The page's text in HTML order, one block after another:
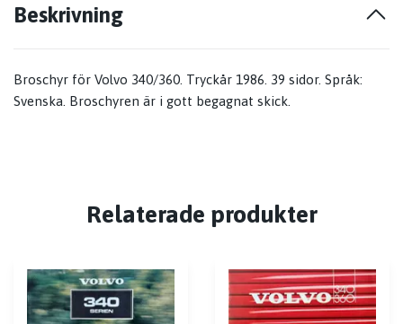
Beskrivning
Broschyr för Volvo 340/360. Tryckår 1986. 39 sidor. Språk:
Svenska. Broschyren är i gott begagnat skick.
Relaterade produkter